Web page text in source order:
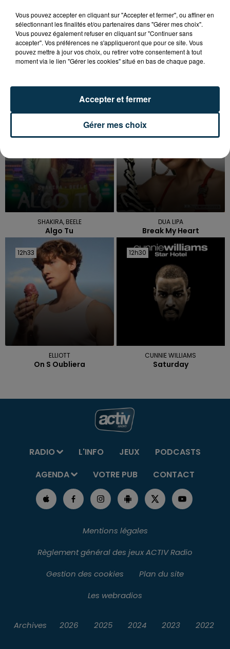
SHAKIRA, BEELE
Algo Tu
DUA LIPA
Break My Heart
12h33
12h33
ELLIOTT
On S Oubliera
12h30
12h30
CUNNIE WILLIAMS
Saturday
RADIO L'INFO JEUX
PODCASTS
AGENDA
VOTRE PUB CONTACT
Mentions légales
Règlement général des jeux ACTIV Radio
Gestion des cookies
Plan du site
Les webradios
Archives 2026 2025 2024 2023 2022
Vous pouvez accepter en cliquant sur "Accepter et fermer", ou affiner en
sélectionnant les finalités et/ou partenaires dans "Gérer mes choix".
Vous pouvez également refuser en cliquant sur "Continuer sans
accepter". Vos préférences ne s'appliqueront que pour ce site. Vous
pouvez mettre à jour vos choix, ou retirer votre consentement à tout
moment via le lien "Gérer les cookies" situé en bas de chaque page.
Gérer mes choix
Accepter et fermer